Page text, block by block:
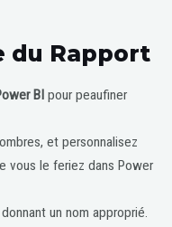
du Rapport
BIpour peaufiner
et personnalisez
vous le feriez dans Power
un nom approprié.